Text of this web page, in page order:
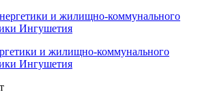
и жилищно-коммунального
Ингушетия